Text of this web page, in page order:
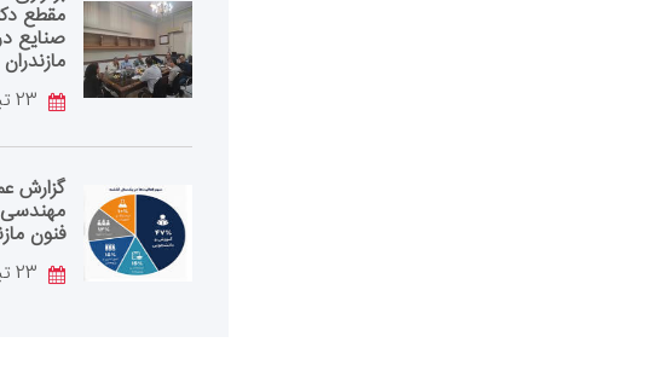
مقطع
صنایع
مازندران
گزارش
مهندسی
فنون